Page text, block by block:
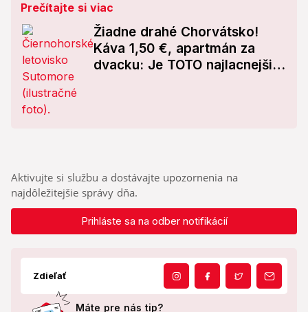
Prečítajte si viac
Žiadne drahé Chorvátsko!
Káva 1,50 €, apartmán za
dvacku: Je TOTO najlacnejšie
Aktivujte si službu a dostávajte upozornenia na
najdôležitejšie správy dňa.
Prihláste sa na odber notifikácií
Zdieľať
Máte pre nás tip?